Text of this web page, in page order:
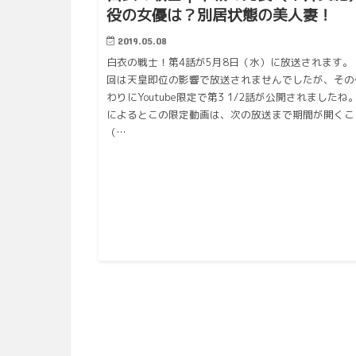
役の女優は？別居状態の美人妻！
2019.05.08
白衣の戦士！第4話が5月8日（水）に放送されます。
回は天皇即位の影響で放送されませんでしたが、そ
わりにYoutube限定で第3 1/2話が公開されましたね
によるとこの限定動画は、次の放送まで期間が開くこ
（…